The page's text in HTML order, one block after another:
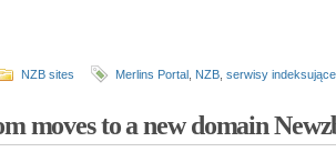
NZB sites Merlins Portal NZB serwisy indeksujące
moves to a new domain